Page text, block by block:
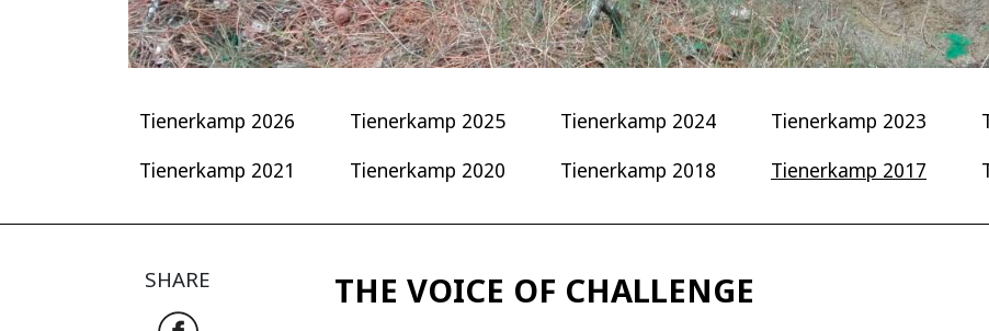
Tienerkamp 2026 Tienerkamp 2025 Tienerkamp 2024 Tienerkamp 2023
Tienerkamp 2021
Tienerkamp 2020 Tienerkamp 2018 Tienerkamp 2017
SHARE THE VOICE OF CHALLENGE